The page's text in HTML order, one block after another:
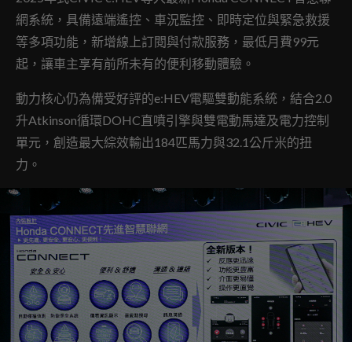
網系統，具備遠端遙控、車況監控、即時定位與緊急救援
等多項功能，新增線上訂閱與付款服務，最低月費99元
起，讓車主享有前所未有的便利移動體驗。
動力核心仍為備受好評的e:HEV電驅雙動能系統，結合2.0
升Atkinson循環DOHC直噴引擎與雙電動馬達及電力控制
單元，創造最大綜效輸出184匹馬力與32.1公斤米的扭
力。